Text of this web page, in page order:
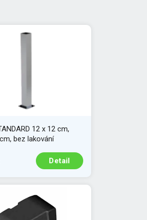
12 x 12 cm,
bez lakování
Detail